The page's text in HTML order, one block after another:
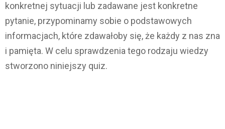
konkretnej sytuacji lub zadawane jest konkretne
pytanie, przypominamy sobie o podstawowych
informacjach, które zdawałoby się, że każdy z nas zna
i pamięta. W celu sprawdzenia tego rodzaju wiedzy
stworzono niniejszy quiz.